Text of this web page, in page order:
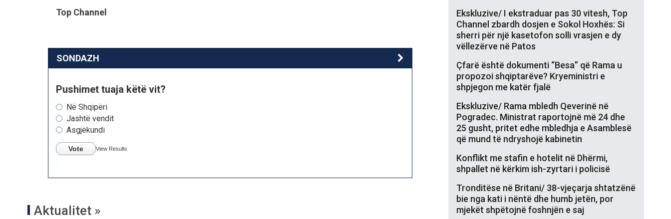
Top Channel
SONDAZH
Pushimet tuaja këtë vit?
Në Shqipëri
Jashtë vendit
Asgjëkundi
Vote View Results
Aktualitet »
Ekskluzive/ I ekstraduar pas 30 vitesh, Top
Channel zbardh dosjen e Sokol Hoxhës: Si
sherri për një kasetofon solli vrasjen e dy
vëllezërve në Patos
Çfarë është dokumenti “Besa” që Rama u
propozoi shqiptarëve? Kryeministri e
shpjegon me katër fjalë
Ekskluzive/ Rama mbledh Qeverinë në
Pogradec. Ministrat raportojnë më 24 dhe
25 gusht, pritet edhe mbledhja e Asamblesë
që mund të ndryshojë kabinetin
Konflikt me stafin e hotelit në Dhërmi,
shpallet në kërkim ish-zyrtari i policisë
Tronditëse në Britani/ 38-vjeçarja shtatzënë
bie nga kati i nëntë dhe humb jetën, por
mjekët shpëtojnë foshnjën e saj